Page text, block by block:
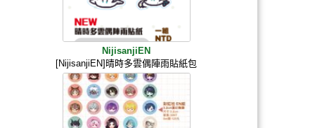
NijisanjiEN
[NijisanjiEN]晴時多雲偶陣雨貼紙包